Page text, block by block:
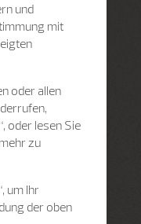
und
mit
oder allen
oder lesen Sie
zu
um Ihr
der oben